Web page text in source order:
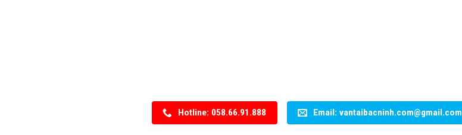
Hotline: 058.66.91.888 Email: vantaibacninh.com@gmail.com